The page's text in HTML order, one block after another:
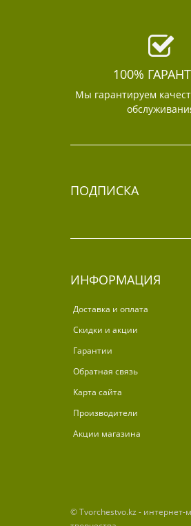
100%
Мы гарантируем
ПОДПИСКА
ИНФОРМАЦИЯ
Доставка и оплата
Скидки и акции
Гарантии
Обратная связь
Карта сайта
Производители
Акции магазина
© Tvorchestvo.kz - интернет-